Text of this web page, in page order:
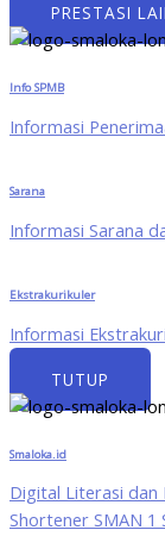
PRESTASI
Info SPMB
Informasi
Sarana
Informasi Sarana
Ekstrakurikuler
Informasi
TUTUP
Smaloka.id
Digital Literasi dan
Shortener SMAN 1